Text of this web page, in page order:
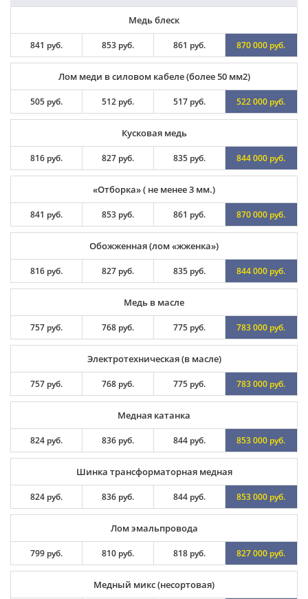
Медь блеск
841 руб. 853 руб. 861 руб. 870 000 руб.
Лом меди в силовом кабеле (более 50 мм2)
505 руб. 512 руб. 517 руб. 522 000 руб.
Кусковая медь
816 руб. 827 руб. 835 руб. 844 000 руб.
«Отборка» ( не менее 3 мм.)
841 руб. 853 руб. 861 руб. 870 000 руб.
Обожженная (лом «жженка»)
816 руб. 827 руб. 835 руб. 844 000 руб.
Медь в масле
757 руб. 768 руб. 775 руб. 783 000 руб.
Электротехническая (в масле)
757 руб. 768 руб. 775 руб. 783 000 руб.
Медная катанка
824 руб. 836 руб. 844 руб. 853 000 руб.
Шинка трансформаторная медная
824 руб. 836 руб. 844 руб. 853 000 руб.
Лом эмальпровода
799 руб. 810 руб. 818 руб. 827 000 руб.
Медный микс (несортовая)